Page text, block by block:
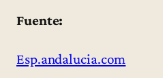
Fuente:
Esp.andalucia.com